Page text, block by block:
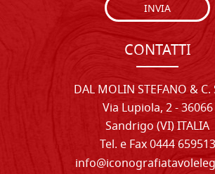
INVIA
CONTATTI
DAL MOLIN STEFANO & C.
Via Lupiola, 2 - 36066
Sandrigo (VI) ITALIA
Tel. e Fax 0444 659513